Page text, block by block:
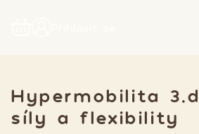
Hypermobilita
síly a flexibility